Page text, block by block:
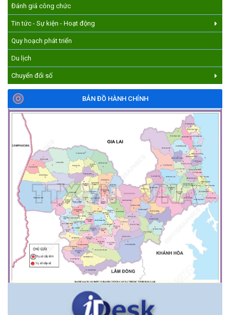
Đánh giá công chức
Tin tức - Sự kiện - Hoạt động
Quy hoạch phát triển
Du lịch
Chuyển đổi số
BẢN ĐỒ HÀNH CHÍNH
(17/07/2026)